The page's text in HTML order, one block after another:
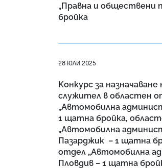
„Правна и обществени
бройкa
28 ЮЛИ 2025
Kонкурс за
служител в областен
„Автомобилна
1 щатна бройка,
„Автомобилна
Пазарджик – 1 щатна
отдел „Автомобилна
Пловдив – 1 щатна